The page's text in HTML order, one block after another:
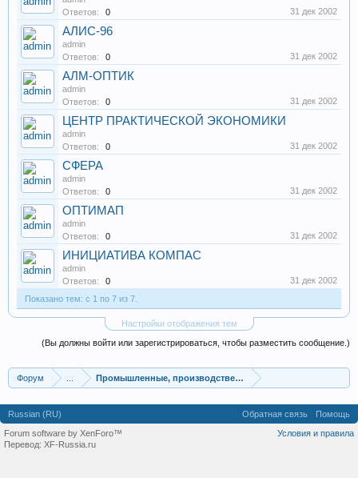
Ответов:
0 31 дек 2002
АЛИС-96
admin
Ответов:
0 31 дек 2002
АЛМ-ОПТИК
admin
Ответов:
0 31 дек 2002
ЦЕНТР ПРАКТИЧЕСКОЙ ЭКОНОМИКИ
admin
Ответов:
0 31 дек 2002
СФЕРА
admin
Ответов:
0 31 дек 2002
ОПТИМАП
admin
Ответов:
0 31 дек 2002
ИНИЦИАТИВА КОМПАС
admin
Ответов:
0
31 дек 2002
Показано тем: с 1 по 7 из 7.
Настройки отображения тем
(Вы должны войти или зарегистрироваться, чтобы разместить сообщение.)
Форум Промышленные, производственные и перерабатывающие
Russian (RU) Обратная связь
Помощь
Условия и правила
Forum software by XenForo™
Перевод: XF-Russia.ru